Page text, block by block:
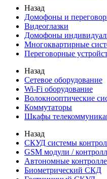
Назад
Домофоны и
Видеоглазки
Домофоны
Многоквартирные
Переговорные
Назад
Сетевое оборудование
Wi-Fi оборудование
Волокнооптические
Коммутаторы
Шкафы
Назад
СКУД системы
GSM модули /
Автономные
Биометрический СКД